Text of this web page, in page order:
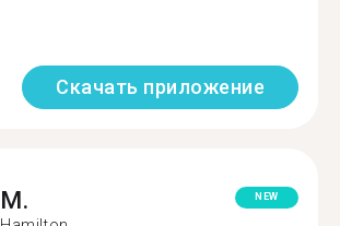
Скачать приложение
M. NEW